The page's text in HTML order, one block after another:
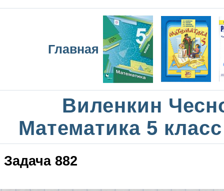
Главная
Виленкин
Математика 5
Задача 882